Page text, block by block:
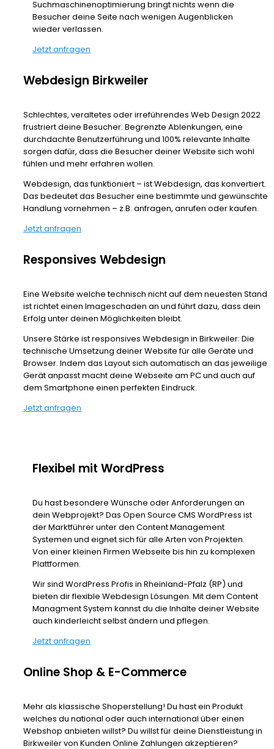
Suchmaschinenoptimierung bringt nichts wenn die
Besucher deine Seite nach wenigen Augenblicken
wieder verlassen.
Jetzt anfragen
Webdesign Birkweiler
Schlechtes, veraltetes oder irreführendes Web Design 2022
frustriert deine Besucher. Begrenzte Ablenkungen, eine
durchdachte Benutzerführung und 100% relevante Inhalte
sorgen dafür, dass die Besucher deiner Website sich wohl
fühlen und mehr erfahren wollen.
Webdesign, das funktioniert – ist Webdesign, das konvertiert.
Das bedeutet das Besucher eine bestimmte und gewünschte
Handlung vornehmen – z.B. anfragen, anrufen oder kaufen.
Jetzt anfragen
Responsives Webdesign
Eine Website welche technisch nicht auf dem neuesten Stand
ist richtet einen Imageschaden an und führt dazu, dass dein
Erfolg unter deinen Möglichkeiten bleibt.
Unsere Stärke ist responsives Webdesign in Birkweiler: Die
technische Umsetzung deiner Website für alle Geräte und
Browser. Indem das Layout sich automatisch an das jeweilige
Gerät anpasst macht deine Webseite am PC und auch auf
dem Smartphone einen perfekten Eindruck.
Jetzt anfragen
Flexibel mit WordPress
Du hast besondere Wünsche oder Anforderungen an
dein Webprojekt? Das Open Source CMS WordPress ist
der Marktführer unter den Content Management
Systemen und eignet sich für alle Arten von Projekten.
Von einer kleinen Firmen Webseite bis hin zu komplexen
Plattformen.
Wir sind WordPress Profis in Rheinland-Pfalz (RP) und
bieten dir flexible Webdesign Lösungen. Mit dem Content
Managment System kannst du die Inhalte deiner Website
auch kinderleicht selbst ändern und pflegen.
Jetzt anfragen
Online Shop & E-Commerce
Mehr als klassische Shoperstellung! Du hast ein Produkt
welches du national oder auch international über einen
Webshop anbieten willst? Du willst für deine Dienstleistung in
Birkweiler von Kunden Online Zahlungen akzeptieren?